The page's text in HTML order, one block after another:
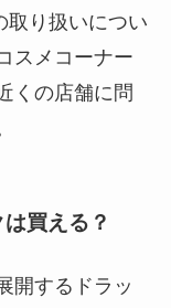
取り扱いについ
スメコーナー
くの店舗に問
買える？
開するドラッ